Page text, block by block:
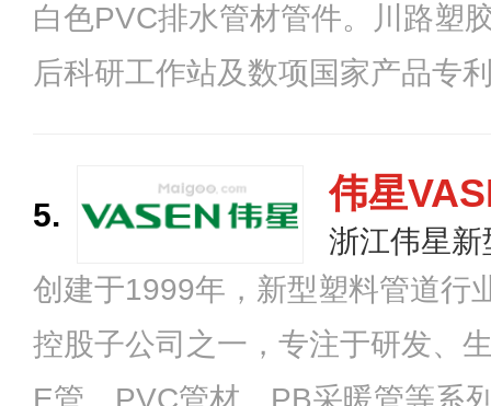
白色PVC排水管材管件。川路塑
后科研工作站及数项国家产品专
范围内拥有分公司、总经销、特
个产品配送中心，形成了较为完
5. 伟星
浙江伟星
创建于1999年，新型塑料管道行
控股子公司之一，专注于研发、
E管、PVC管材、PB采暖管等系